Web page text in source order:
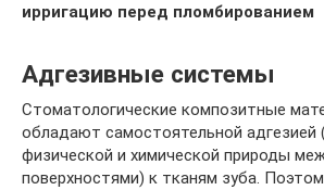
ирригацию перед пломбированием
Адгезивные системы
Стоматологические композитные
обладают самостоятельной адгезией
физической и химической природы
поверхностями) к тканям зуба.